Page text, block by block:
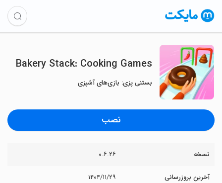
Bakery Stack: Cooking Games
بستنی پزی: بازی‌های آشپزی
نصب
نسخه ۰.۶.۲۶
آخرین بروزرسانی ۱۴۰۴/۱۱/۲۹